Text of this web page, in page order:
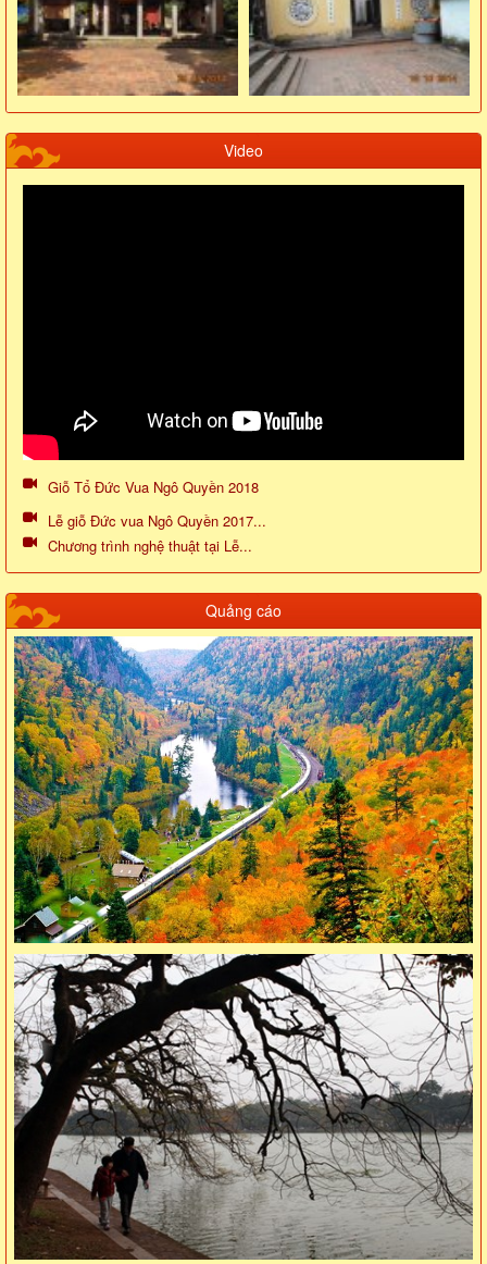
Video
Giỗ Tổ Đức Vua Ngô Quyền 2018
Lễ giỗ Đức vua Ngô Quyền 2017...
Chương trình nghệ thuật tại Lễ...
Quảng cáo